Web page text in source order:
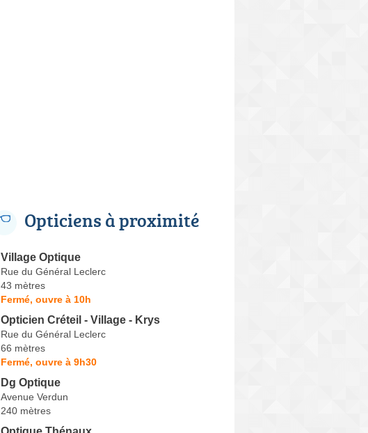
Opticiens à proximité
Village Optique
Rue du Général Leclerc
43 mètres
Fermé, ouvre à 10h
Opticien Créteil - Village - Krys
Rue du Général Leclerc
66 mètres
Fermé, ouvre à 9h30
Dg Optique
Avenue Verdun
240 mètres